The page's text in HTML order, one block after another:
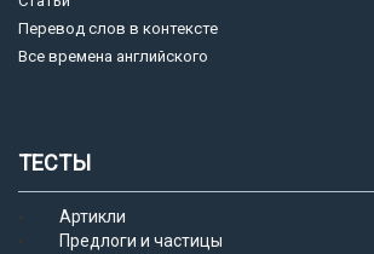
Перевод слов в контексте
Все времена английского
ТЕСТЫ
Артикли
Предлоги и частицы